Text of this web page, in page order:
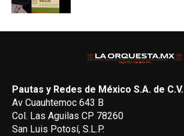
Pautas y Redes de México S.A. de C.V.
Av Cuauhtemoc 643 B
Col. Las Aguilas CP 78260
San Luis Potosí, S.L.P.